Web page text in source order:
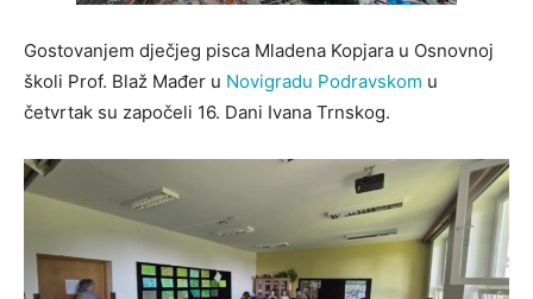
Gostovanjem dječjeg pisca Mladena Kopjara u Osnovnoj
školi Prof. Blaž Mađer u Novigradu Podravskom u
četvrtak su započeli 16. Dani Ivana Trnskog.